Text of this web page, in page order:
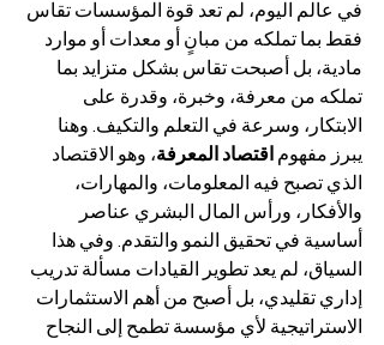
في عالم اليوم، لم تعد قوة المؤسسات تقاس
فقط بما تملكه من مبانٍ أو معدات أو موارد
مادية، بل أصبحت تقاس بشكل متزايد بما
تملكه من معرفة، وخبرة، وقدرة على
الابتكار، وسرعة في التعلم والتكيف. وهنا
يبرز مفهوم اقتصاد المعرفة، وهو الاقتصاد
الذي تصبح فيه المعلومات، والمهارات،
والأفكار، ورأس المال البشري عناصر
أساسية في تحقيق النمو والتقدم. وفي هذا
السياق، لم يعد تطوير القيادات مسألة تدريب
إداري تقليدي، بل أصبح من أهم الاستثمارات
الاستراتيجية لأي مؤسسة تطمح إلى النجاح